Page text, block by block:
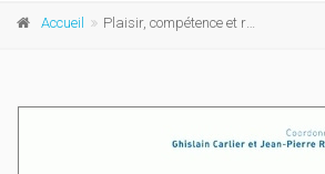
Accueil Plaisir, compétence et réflexivité